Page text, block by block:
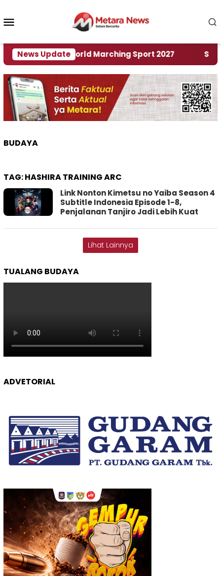
konten
News Update
Rumah World Marching Sport 2027 ‎Soal
BUDAYA
TAG:HASHIRA TRAINING ARC
Link Nonton Kimetsu no Yaiba Season 4
Subtitle Indonesia Episode 1-8,
Penjalanan Tanjiro Jadi Lebih Kuat
Lihat Lainnya
TUALANG BUDAYA
ADVETORIAL